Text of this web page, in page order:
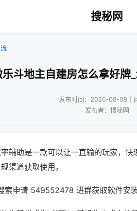
搜秘网
斗地主自建房怎么拿好牌
发布时间：2026-08-08｜
发布者：搜秘网
辅助是一款可以让一直输的玩家，快
渠道获取使用。
索申请 549552478 进群获取软件安